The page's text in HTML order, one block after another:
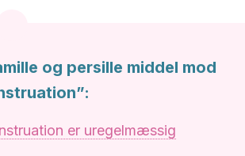
og persille middel mod
er uregelmæssig